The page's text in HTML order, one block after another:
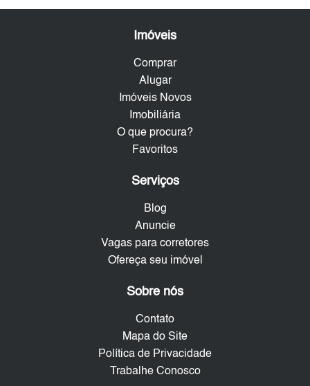
Imóveis
Comprar
Alugar
Imóveis Novos
Imobiliária
O que procura?
Favoritos
Serviços
Blog
Anuncie
Vagas para corretores
Ofereça seu imóvel
Sobre nós
Contato
Mapa do Site
Política de Privacidade
Trabalhe Conosco